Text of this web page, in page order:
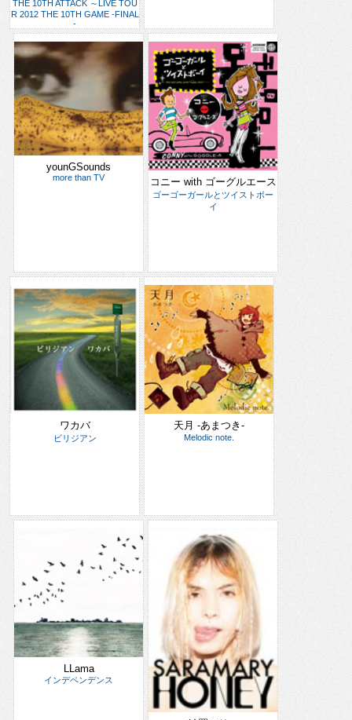
THE 10TH ATTACK ～LIVE TOU
R 2012 THE 10TH GAME -FINAL
-
younGSounds
more than TV コニー with ゴーグルエース
ゴーゴーガールとツイストボー
イ
ワカバ
ビリジアン
天月 -あまつき-
Melodic note.
LLama
インデペンデンス